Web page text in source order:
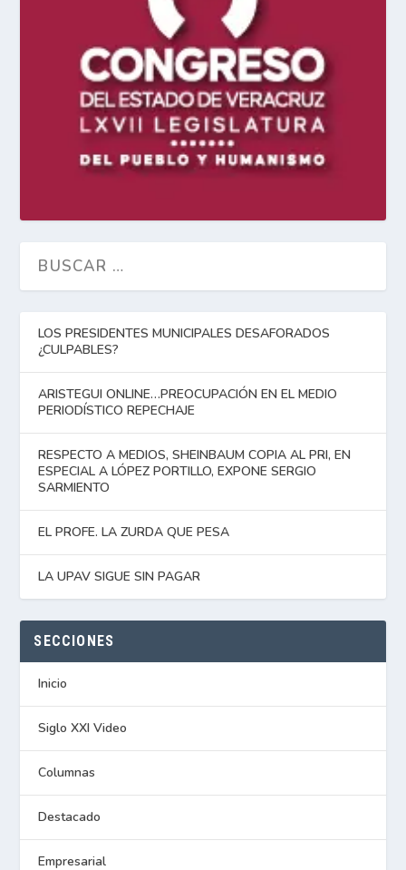
LOS PRESIDENTES MUNICIPALES DESAFORADOS
¿CULPABLES?
ARISTEGUI ONLINE…PREOCUPACIÓN EN EL MEDIO
PERIODÍSTICO REPECHAJE
RESPECTO A MEDIOS, SHEINBAUM COPIA AL PRI, EN
ESPECIAL A LÓPEZ PORTILLO, EXPONE SERGIO
SARMIENTO
EL PROFE. LA ZURDA QUE PESA
LA UPAV SIGUE SIN PAGAR
SECCIONES
Inicio
Siglo XXI Video
Columnas
Destacado
Empresarial